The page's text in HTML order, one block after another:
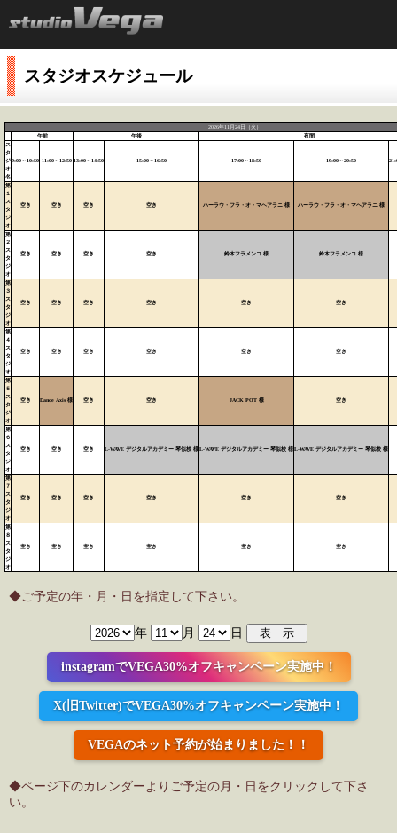
スタジオスケジュール
2026年11月24日（火）
午前
午後
夜間
ス
タ
ジ
オ
名
9:00～10:50 11:00～12:50 13:00～14:50 15:00～16:50 17:00～18:50 19:00～20:50
第
１
ス
タ
ジ
オ
空き 空き 空き 空き ハーラウ・フラ・オ・マヘアラニ 様 ハーラウ・フラ・オ・マヘアラニ 様
第
２
ス
タ
ジ
オ
空き 空き 空き 空き 鈴木フラメンコ 様 鈴木フラメンコ 様
第
３
ス
タ
ジ
オ
空き 空き 空き 空き 空き 空き
第
４
ス
タ
ジ
オ
空き 空き 空き 空き 空き 空き
第
５
ス
タ
ジ
オ
空き Dance Axis 様 空き 空き JACK POT 様 空き
第
６
ス
タ
ジ
オ
空き 空き 空き L-WAVE デジタルアカデミー 琴似校 様 L-WAVE デジタルアカデミー 琴似校 様 L-WAVE デジタルアカデミー 琴似校 様
第
７
ス
タ
ジ
オ
空き 空き 空き 空き 空き 空き
第
８
ス
タ
ジ
オ
空き 空き 空き 空き 空き 空き
◆ご予定の年・月・日を指定して下さい。
年 月 日
instagramでVEGA30%オフキャンペーン実施中！
X(旧Twitter)でVEGA30%オフキャンペーン実施中！
VEGAのネット予約が始まりました！！
◆ページ下のカレンダーよりご予定の月・日をクリックして下さ
い。